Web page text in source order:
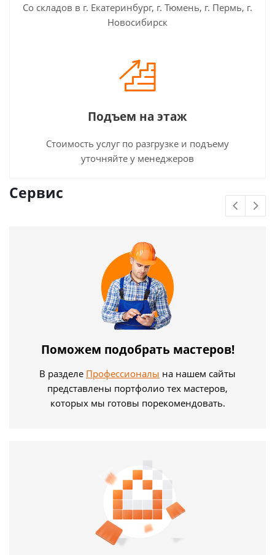
Со складов в г. Екатеринбург, г. Тюмень, г. Пермь, г.
Новосибирск
Подъем на этаж
Стоимость услуг по разгрузке и подъему
уточняйте у менеджеров
Сервис
Поможем подобрать мастеров!
В разделе Профессионалы на нашем сайты
представлены портфолио тех мастеров,
которых мы готовы порекомендовать.